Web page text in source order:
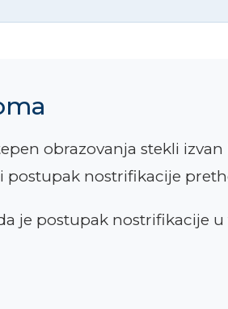
obrazovanja stekli izvan
nostrifikacije
je postupak nostrifikacije u